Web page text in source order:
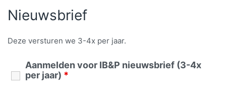
Nieuwsbrief
Deze versturen we 3-4x per jaar.
Aanmelden voor IB&P nieuwsbrief (3-4x
per jaar) *